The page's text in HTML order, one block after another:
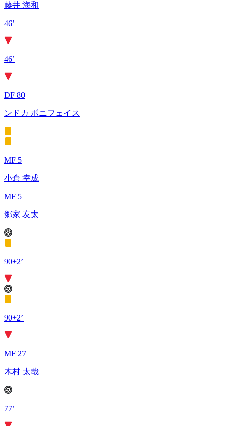
藤井 海和
46’
46’
DF 80
ンドカ ボニフェイス
MF 5
小倉 幸成
MF 5
郷家 友太
90+2’
90+2’
MF 27
木村 太哉
77’